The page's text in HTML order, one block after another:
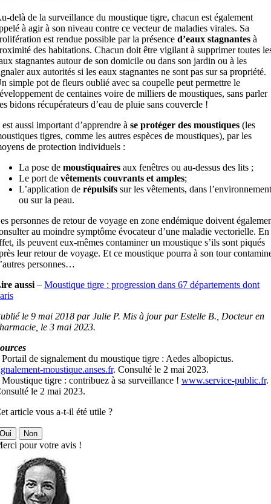
delà de la surveillance du moustique tigre, chacun est également
à agir à son niveau contre ce vecteur de maladies virales. Sa
est rendue possible par la présence d’eaux stagnantesà
des habitations. Chacun doit être vigilant à supprimer toutes
stagnantes autour de son domicile ou dans son jardin ou à les
aux autorités si les eaux stagnantes ne sont pas sur sa propriété.
simple pot de fleurs oublié avec sa coupelle peut permettre le
de centaines voire de milliers de moustiques, sans parler
bidons récupérateurs d’eau de pluie sans couvercle !
aussi important d’apprendre à se protéger des moustiques(les
tigres, comme les autres espèces de moustiques), par les
de protection individuels :
La pose de moustiquaires aux fenêtres ou au-dessus des lits ;
Le port de vêtements couvrants et amples;
L’application de répulsifs sur les vêtements, dans l’environnement
ou sur la peau.
personnes de retour de voyage en zone endémique doivent
au moindre symptôme évocateur d’une maladie vectorielle. En
ils peuvent eux-mêmes contaminer un moustique s’ils sont piqués
leur retour de voyage. Et ce moustique pourra à son tour
personnes…
aussi– Moustique tigre : progression dans 67 départements dont
le 9 mai 2018 par Julie P. Mis à jour par Estelle B., Docteur en
le 3 mai 2023.
de signalement du moustique tigre : Aedes albopictus.
moustique.anses.fr. Consulté le 2 mai 2023.
tigre : contribuez à sa surveillance ! www.service-public.fr.
le 2 mai 2023.
article vous a-t-il été utile ?
Non
pour votre avis !